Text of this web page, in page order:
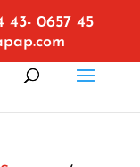
43- 0657 45